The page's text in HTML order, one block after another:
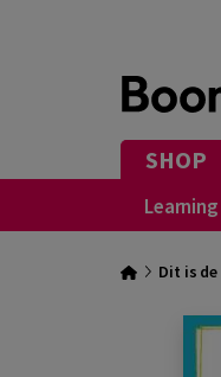
SHOP
Dit is